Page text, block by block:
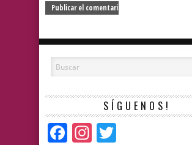
SÍGUENOS!
Facebook
Instagram